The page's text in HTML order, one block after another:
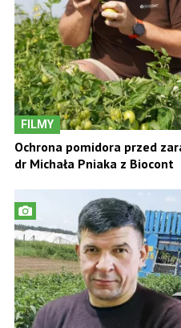
FILMY
Ochrona pomidora przed
dr Michała Pniaka z Biocont